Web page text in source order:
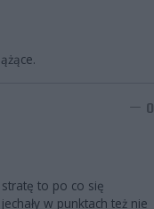
0
to po co się
w punktach też nie